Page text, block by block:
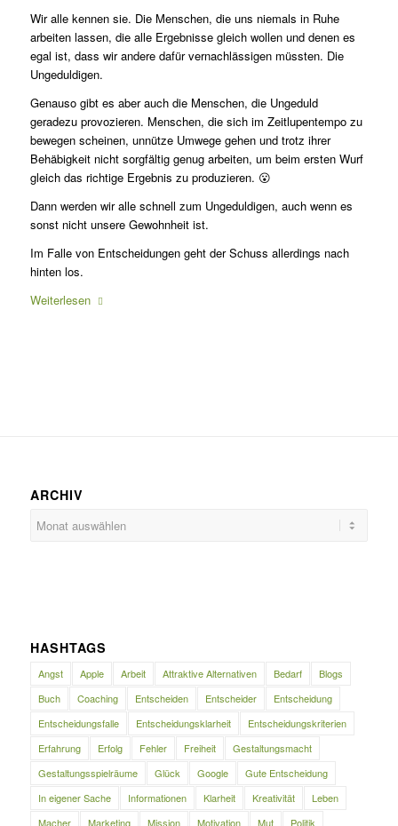
Wir alle kennen sie. Die Menschen, die uns niemals in Ruhe
arbeiten lassen, die alle Ergebnisse gleich wollen und denen es
egal ist, dass wir andere dafür vernachlässigen müssten. Die
Ungeduldigen.
Genauso gibt es aber auch die Menschen, die Ungeduld
geradezu provozieren. Menschen, die sich im Zeitlupentempo zu
bewegen scheinen, unnütze Umwege gehen und trotz ihrer
Behäbigkeit nicht sorgfältig genug arbeiten, um beim ersten Wurf
gleich das richtige Ergebnis zu produzieren. 😮
Dann werden wir alle schnell zum Ungeduldigen, auch wenn es
sonst nicht unsere Gewohnheit ist.
Im Falle von Entscheidungen geht der Schuss allerdings nach
hinten los.
Weiterlesen
ARCHIV
HASHTAGS
Angst Apple Arbeit Attraktive Alternativen Bedarf
Blogs
Buch
Coaching Entscheiden Entscheider
Entscheidung
Entscheidungsfalle
Entscheidungsklarheit
Entscheidungskriterien
Erfahrung
Erfolg Fehler Freiheit
Gestaltungsmacht
Gestaltungsspielräume
Glück Google
Gute Entscheidung
In eigener Sache
Informationen Klarheit Kreativität
Leben
Macher
Marketing Mission Motivation Mut Politik